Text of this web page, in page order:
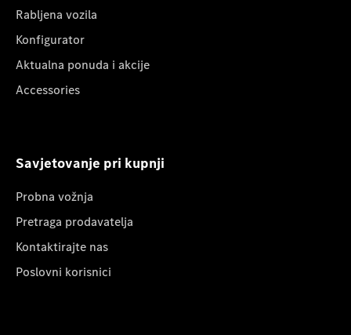
Rabljena vozila
Konfigurator
Aktualna ponuda i akcije
Accessories
Savjetovanje pri kupnji
Probna vožnja
Pretraga prodavatelja
Kontaktirajte nas
Poslovni korisnici